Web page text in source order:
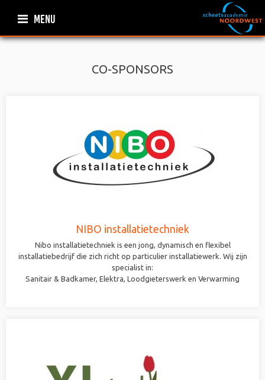
MENU
CO-SPONSORS
NIBO installatietechniek
Nibo installatietechniek is een jong, dynamisch en flexibel
installatiebedrijf die zich richt op particulier installatiewerk. Wij zijn
specialist in:
Sanitair & Badkamer, Elektra, Loodgieterswerk en Verwarming